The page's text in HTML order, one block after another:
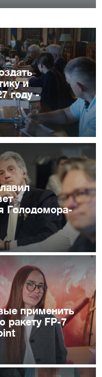
и
году -
Голодомора-
применить
ракету FP-7